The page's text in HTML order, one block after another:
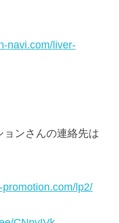
navi.com/liver-
ンさんの連絡先は
promotion.com/lp2/